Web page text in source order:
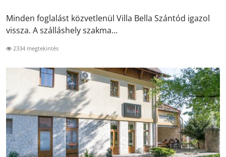
Minden foglalást közvetlenül Villa Bella Szántód igazol
vissza. A szálláshely szakma...
2334 megtekintés